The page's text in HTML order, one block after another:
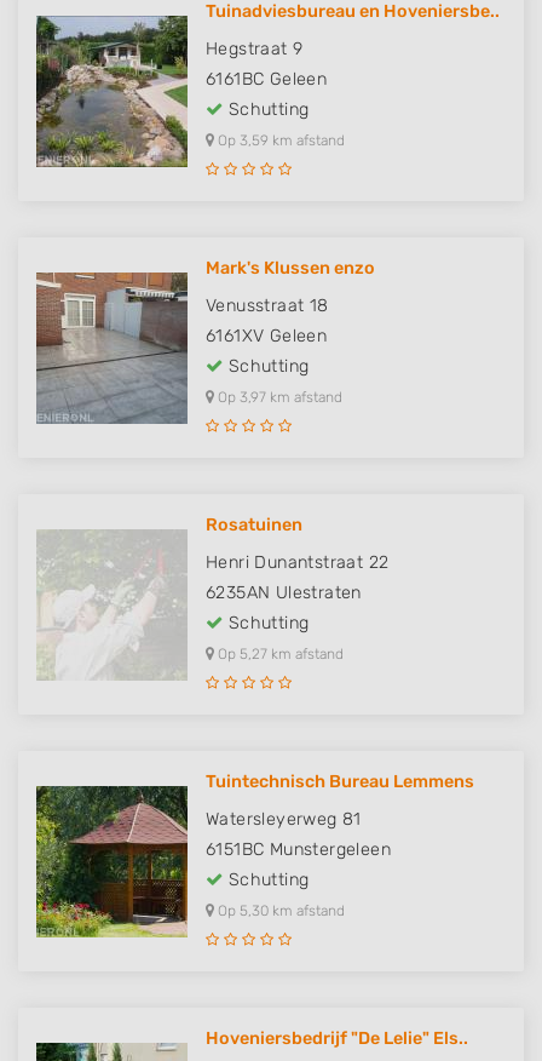
Tuinadviesbureau en Hoveniersbe..
Hegstraat 9
6161BC Geleen
Schutting
Op 3,59 km afstand
Mark's Klussen enzo
Venusstraat 18
6161XV Geleen
Schutting
Op 3,97 km afstand
Rosatuinen
Henri Dunantstraat 22
6235AN Ulestraten
Schutting
Op 5,27 km afstand
Tuintechnisch Bureau Lemmens
Watersleyerweg 81
6151BC Munstergeleen
Schutting
Op 5,30 km afstand
Hoveniersbedrijf "De Lelie" Els..